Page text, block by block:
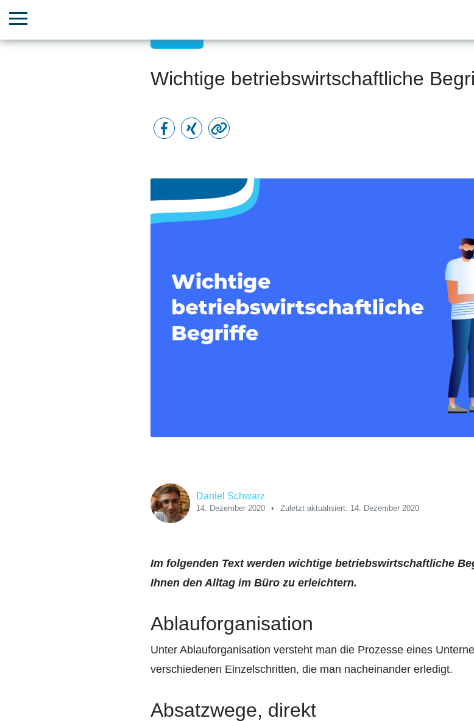
Wichtige betriebswirtschaftliche
Daniel Schwarz
14. Dezember 2020 Zuletzt aktualisiert: 14. Dezember 2020
Im folgenden Text werden wichtige betriebswirtschaftliche
Ihnen den Alltag im Büro zu erleichtern.
Ablauforganisation
Unter Ablauforganisation versteht man die Prozesse eines
verschiedenen Einzelschritten, die man nacheinander erledigt.
Absatzwege, direkt